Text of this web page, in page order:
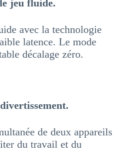
jeu fluide.
avec la technologie
latence. Le mode
décalage zéro.
de deux appareils
du travail et du